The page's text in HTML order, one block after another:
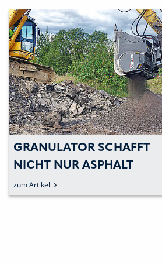
GRANULATOR SCHAFFT
NICHT NUR ASPHALT
zum Artikel